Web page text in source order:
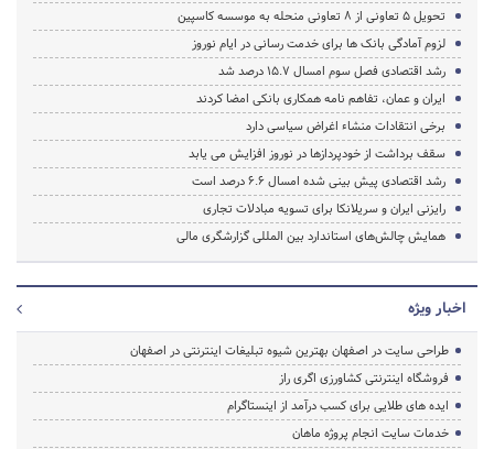
تحویل 5 تعاونی از 8 تعاونی منحله به موسسه کاسپین
لزوم آمادگی بانک ها برای خدمت رسانی در ایام نوروز
رشد اقتصادی فصل سوم امسال 15.7 درصد شد
ایران و عمان، تفاهم نامه همکاری بانکی امضا کردند
برخی انتقادات منشاء اغراض سیاسی دارد
سقف برداشت از خودپردازها در نوروز افزایش می یابد
رشد اقتصادی پیش بینی شده امسال 6.6 درصد است
رایزنی ایران و سریلانکا برای تسویه مبادلات تجاری
همایش چالش‌های استاندارد بین المللی گزارشگری مالی
اخبار ویژه
طراحی سایت در اصفهان بهترین شیوه تبلیغات اینترنتی در اصفهان
فروشگاه اینترنتی کشاورزی اگری راز
ایده های طلایی برای کسب درآمد از اینستاگرام
خدمات سایت انجام پروژه ماهان